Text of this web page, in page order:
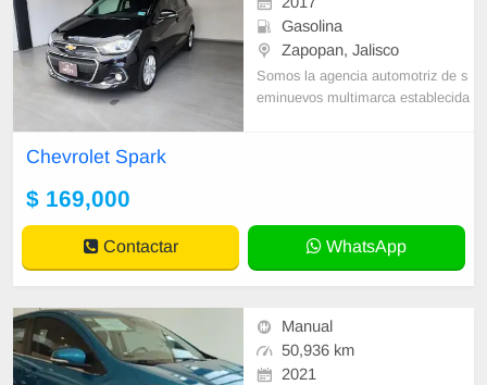
Gasolina
Zapopan, Jalisco
Somos la agencia automotriz de s
eminuevos multimarca establecida
Chevrolet Spark
$ 169,000
Contactar WhatsApp
Manual
50,936 km
2021